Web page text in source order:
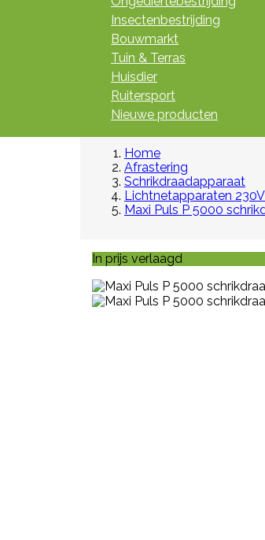
Insectenbestrijding
Bouwmarkt
Tuin & Terras
Huisdier
Ruitersport
Nieuwe producten
Home
Afrastering
Schrikdraadapparaat
Lichtnetapparaten 230V
Maxi Puls P 5000
In prijs verlaagd